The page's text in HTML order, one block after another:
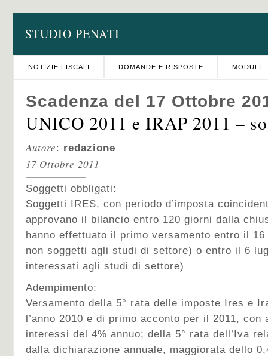
STUDIO PENATI
NOTIZIE FISCALI DOMANDE E RISPOSTE MODULI
Scadenza del 17 Ottobre
UNICO 2011 e IRAP 2011 –
Autore: redazione
17 Ottobre 2011
Soggetti obbligati:
Soggetti IRES, con periodo d’imposta
approvano il bilancio entro 120 giorni dalla
hanno effettuato il primo versamento entro il
non soggetti agli studi di settore) o entro il 6
interessati agli studi di settore)
Adempimento:
Versamento della 5° rata delle imposte Ires e
l’anno 2010 e di primo acconto per il 2011, con
interessi del 4% annuo; della 5° rata dell’Iva
dalla dichiarazione annuale, maggiorata dello